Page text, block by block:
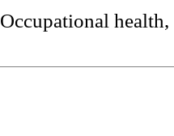
Occupational